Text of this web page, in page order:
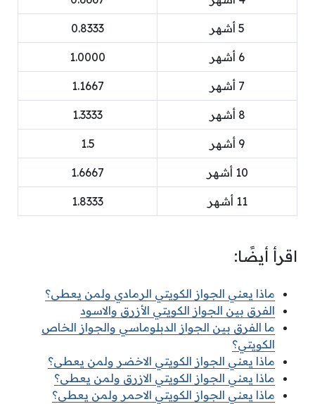
5 أشهر 0.8333
6 أشهر 1.0000
7 أشهر 1.1667
8 أشهر 1.3333
9 أشهر 1.5
10 أشهر 1.6667
11 أشهر 1.8333
اقرأ أيضًا:
ماذا يعني الجواز الكويتي الرمادي ولمن يعطى؟
الفرق بين الجواز الكويتي الأزرق والاسود
ما الفرق بين الجواز الدبلوماسي والجواز الخاص
الكويتي؟
ماذا يعني الجواز الكويتي الاخضر ولمن يعطى؟
ماذا يعني الجواز الكويتي الازرق ولمن يعطى؟
ماذا يعني الجواز الكويتي الاحمر ولمن يعطى؟